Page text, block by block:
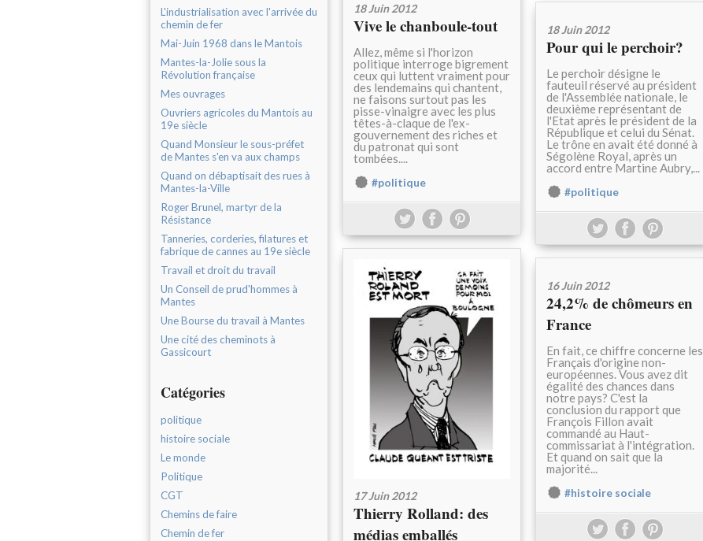
L'industrialisation avec l'arrivée du
chemin de fer
Mai-Juin 1968 dans le Mantois
Mantes-la-Jolie sous la
Révolution française
Mes ouvrages
Ouvriers agricoles du Mantois au
19e siècle
Quand Monsieur le sous-préfet
de Mantes s'en va aux champs
Quand on débaptisait des rues à
Mantes-la-Ville
Roger Brunel, martyr de la
Résistance
Tanneries, corderies, filatures et
fabrique de cannes au 19e siècle
Travail et droit du travail
Un Conseil de prud'hommes à
Mantes
Une Bourse du travail à Mantes
Une cité des cheminots à
Gassicourt
Catégories
politique
histoire sociale
Le monde
Politique
CGT
Chemins de faire
Chemin de fer
18 Juin 2012
Vive le chanboule-tout
Allez, même si l'horizon
politique interroge bigrement
ceux qui luttent vraiment pour
des lendemains qui chantent,
ne faisons surtout pas les
pisse-vinaigre avec les plus
têtes-à-claque de l'ex-
gouvernement des riches et
du patronat qui sont
tombées....
#politique
18 Juin 2012
Pour qui le perchoir?
Le perchoir désigne le
fauteuil réservé au président
de l'Assemblée nationale, le
deuxième représentant de
l'Etat après le président de la
République et celui du Sénat.
Le trône en avait été donné à
Ségolène Royal, après un
accord entre Martine Aubry,...
#politique
17 Juin 2012
Thierry Rolland: des
médias emballés
16 Juin 2012
24,2% de chômeurs en
France
En fait, ce chiffre concerne les
Français d'origine non-
européennes. Vous avez dit
égalité des chances dans
notre pays? C'est la
conclusion du rapport que
François Fillon avait
commandé au Haut-
commissariat à l'intégration.
Et quand on sait que la
majorité...
#histoire sociale